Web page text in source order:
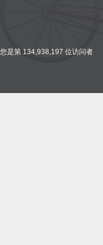
您是第 134,938,197 位访问者